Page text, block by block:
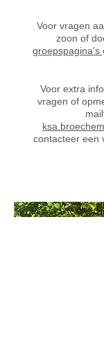
Voor vragen
zoon of
groepspagina's
Voor extra
vragen of
contacteer een